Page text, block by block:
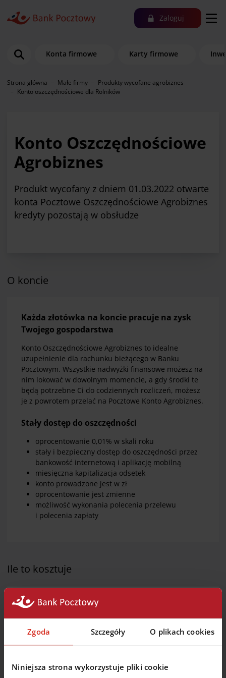
Zgoda Szczegóły O plikach cookies
Niniejsza strona wykorzystuje pliki cookie
Zaloguj
Konta firmowe Karty firmowe
Strona główna Małe firmy
Produkty wycofane agrobiznes
Konto oszczędnościowe dla Rolników
Konto Oszczędnościowe
Agrobiznes
Produkt wycofany z dniem 01.03.2022 otwarte
konta Pocztowe Oszczędnościowe Agrobiznes
kredyty pozostają w obsłudze
O koncie
Każda złotówka na koncie pracuje na zysk
Twojego gospodarstwa
Konto Oszczędnościowe Agrobiznes to idealne
uzupełnienie dla rachunku bieżącego w Banku
Pocztowym. Wszystkie nadwyżki finansowe możesz na
nim lokować w dowolnym momencie, a gdy środki te
będą potrzebne Ci do codziennych rozliczeń, możesz
je z powrotem przelać na Pocztowe Konto Agrobiznes.
Stały dostęp do oszczędności
oprocentowanie 0,01% w skali roku
stały i bezpieczny dostęp do oszczędności przez
bankowość internetową i aplikację mobilną
miesięczna kapitalizacja odsetek
konto prowadzone jest w zł
oprocentowanie jest zmienne
możliwość wykonania polecenia przelewu
i polecenia zapłaty
Ile to kosztuje
1 zł
20 zł
za przelew wewnętrzny lub zewnętrzny